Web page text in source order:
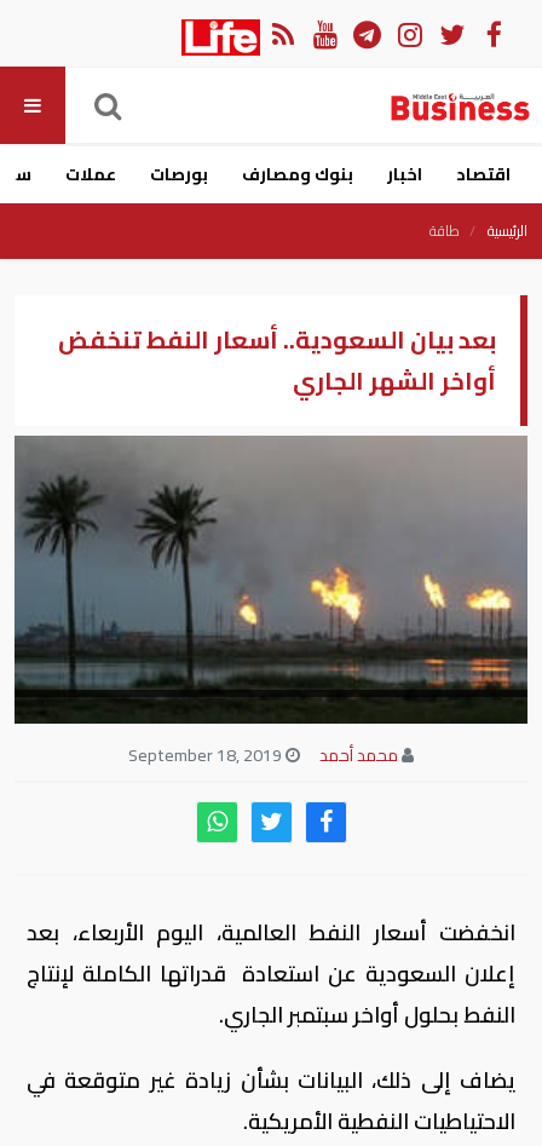
اقتصاد اخبار بنوك ومصارف بورصات عملات
الرئيسية طاقة
بعد بيان السعودية.. أسعار النفط تنخفض
أواخر الشهر الجاري
محمد أحمد
انخفضت أسعار النفط العالمية، اليوم الأربعاء، بعد
إعلان السعودية عن استعادة قدراتها الكاملة لإنتاج
النفط بحلول أواخر سبتمبر الجاري.
يضاف إلى ذلك، البيانات بشأن زيادة غير متوقعة في
الاحتياطيات النفطية الأمريكية.